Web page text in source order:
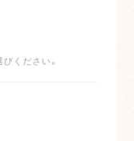
ください。